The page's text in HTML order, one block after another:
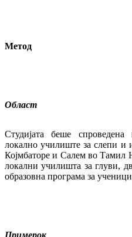
Метод
Област
Студијата беше
локално училиште за слепи и
Којмбаторе и Салем во Тамил
локални училишта за глуви,
образовна програма за